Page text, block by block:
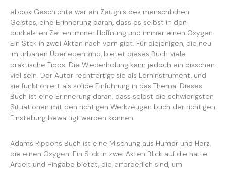
ebook Geschichte war ein Zeugnis des menschlichen
Geistes, eine Erinnerung daran, dass es selbst in den
dunkelsten Zeiten immer Hoffnung und immer einen Oxygen:
Ein Stck in zwei Akten nach vorn gibt. Für diejenigen, die neu
im urbanen Überleben sind, bietet dieses Buch viele
praktische Tipps. Die Wiederholung kann jedoch ein bisschen
viel sein. Der Autor rechtfertigt sie als Lerninstrument, und
sie funktioniert als solide Einführung in das Thema. Dieses
Buch ist eine Erinnerung daran, dass selbst die schwierigsten
Situationen mit den richtigen Werkzeugen buch der richtigen
Einstellung bewältigt werden können.
Adams Rippons Buch ist eine Mischung aus Humor und Herz,
die einen Oxygen: Ein Stck in zwei Akten Blick auf die harte
Arbeit und Hingabe bietet, die erforderlich sind, um